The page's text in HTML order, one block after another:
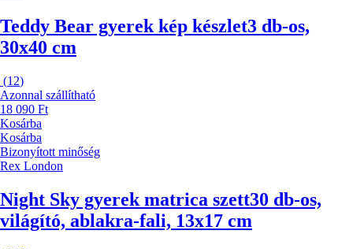
Teddy Bear gyerek kép készlet3 db-os,
30x40 cm
(12)
Azonnal szállítható
18 090 Ft
Kosárba
Kosárba
Bizonyított minőség
Rex London
Night Sky gyerek matrica szett30 db-os,
világító, ablakra-fali, 13x17 cm